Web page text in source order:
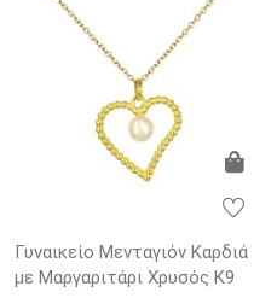
Γυναικείο Μενταγιόν Καρδιά
με Μαργαριτάρι Χρυσός K9